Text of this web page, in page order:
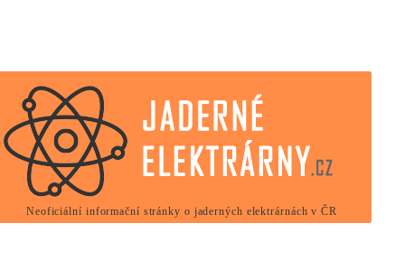
Neoficiální informační stránky o jaderných elektrárnách v ČR